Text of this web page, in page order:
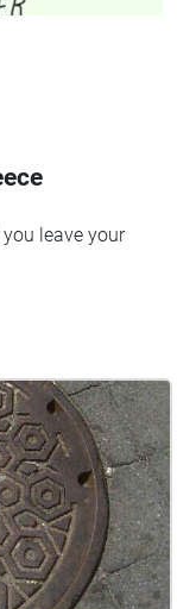
leave your